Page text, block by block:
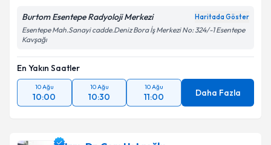
kapsamda işlenmesini kabul ediyorum.
Takvim Talebini Gönder
Burtom Esentepe Radyoloji Merkezi Haritada Göster
Esentepe Mah.Sanayi cadde.Deniz Bora İş Merkezi No: 324/-1 Esentepe
Kavşağı
En Yakın Saatler
10 Ağu
10:00
10 Ağu
10:30
10 Ağu
11:00 Daha Fazla